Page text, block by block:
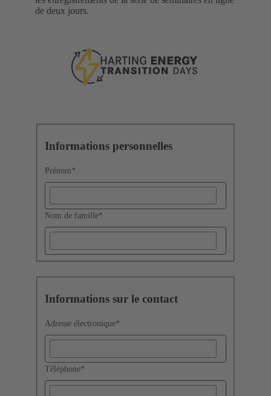
de deux jours.
Informations personnelles
Prénom*
Nom de famille*
Informations sur le contact
Adresse électronique*
Téléphone*